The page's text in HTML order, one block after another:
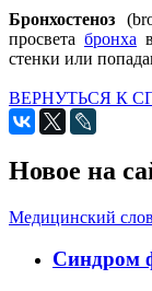
Бронхостеноз
просвета бронха
стенки или
ВЕРНУТЬСЯ К
Новое на
Медицинский
Cиндром